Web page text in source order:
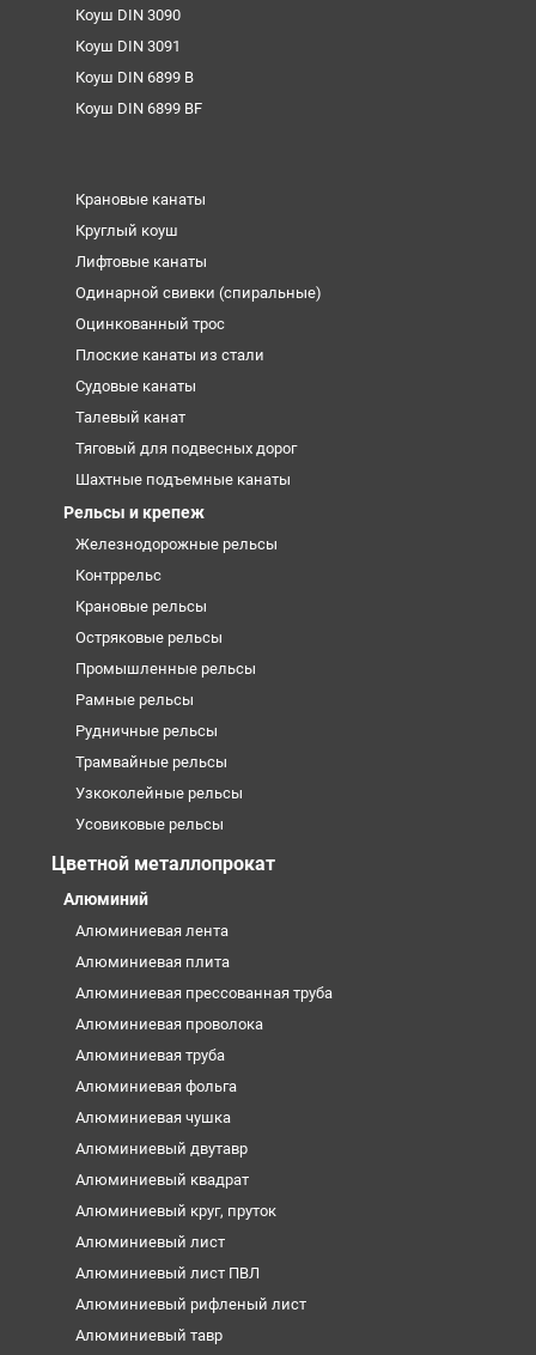
Коуш DIN 3090
Коуш DIN 3091
Коуш DIN 6899 B
Коуш DIN 6899 BF
Крановые канаты
Круглый коуш
Лифтовые канаты
Одинарной свивки (спиральные)
Оцинкованный трос
Плоские канаты из стали
Судовые канаты
Талевый канат
Тяговый для подвесных дорог
Шахтные подъемные канаты
Рельсы и крепеж
Железнодорожные рельсы
Контррельс
Крановые рельсы
Остряковые рельсы
Промышленные рельсы
Рамные рельсы
Рудничные рельсы
Трамвайные рельсы
Узкоколейные рельсы
Усовиковые рельсы
Цветной металлопрокат
Алюминий
Алюминиевая лента
Алюминиевая плита
Алюминиевая прессованная труба
Алюминиевая проволока
Алюминиевая труба
Алюминиевая фольга
Алюминиевая чушка
Алюминиевый двутавр
Алюминиевый квадрат
Алюминиевый круг, пруток
Алюминиевый лист
Алюминиевый лист ПВЛ
Алюминиевый рифленый лист
Алюминиевый тавр